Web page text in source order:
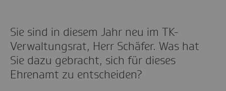
Sie sind in diesem Jahr neu im TK-
Verwaltungsrat, Herr Schäfer. Was hat
Sie dazu gebracht, sich für dieses
Ehrenamt zu entscheiden?